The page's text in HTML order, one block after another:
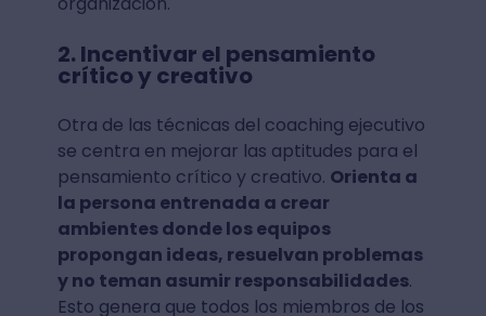
2. Incentivar el pensamiento
crítico y creativo
Otra de las técnicas del coaching ejecutivo
se centra en mejorar las aptitudes para el
pensamiento crítico y creativo. Orienta a
la persona entrenada a crear
ambientes donde los equipos
propongan ideas, resuelvan problemas
y no teman asumir responsabilidades.
Esto genera que todos los miembros de los